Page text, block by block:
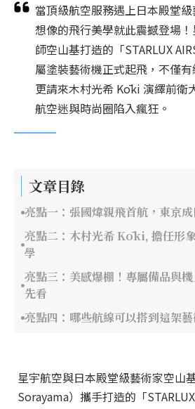
當頂級航空服務遇上日本殿堂
想像的飛行美學就此震撼登場
師空山基打造的「STARLUX
屬塗裝藝術機正式起飛，不僅有
更請來木村光希 Kōki 演繹前衛
航空迷與時尚圈陷入瘋狂。
文章目錄
亮點一：張國煒親飛首航，東京
亮點二：木村光希 Kōki, 擔任形
學
亮點三：美感爆棚！專屬備品與
先看
亮點四：哪些航線可以搭到這架藝
星宇航空與日本殿堂級藝術家空山
Sorayama）攜手打造的「